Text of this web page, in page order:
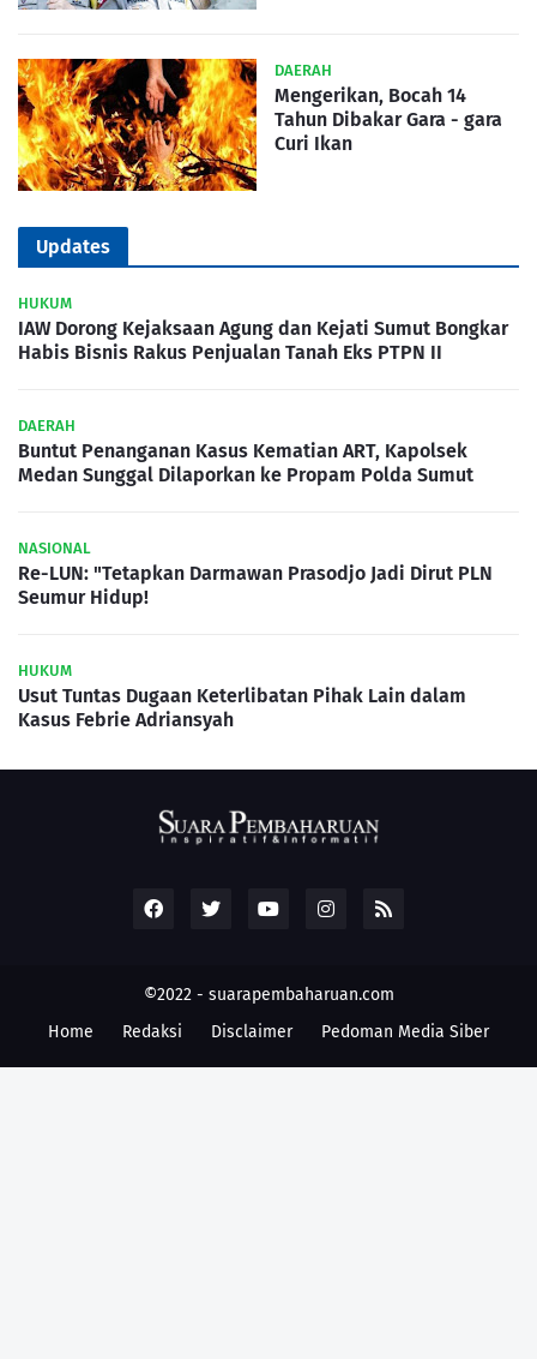
DAERAH
Mengerikan, Bocah 14
Tahun Dibakar Gara - gara
Curi Ikan
Updates
HUKUM
IAW Dorong Kejaksaan Agung dan Kejati Sumut Bongkar
Habis Bisnis Rakus Penjualan Tanah Eks PTPN II
DAERAH
Buntut Penanganan Kasus Kematian ART, Kapolsek
Medan Sunggal Dilaporkan ke Propam Polda Sumut
NASIONAL
Re-LUN: "Tetapkan Darmawan Prasodjo Jadi Dirut PLN
Seumur Hidup!
HUKUM
Usut Tuntas Dugaan Keterlibatan Pihak Lain dalam
Kasus Febrie Adriansyah
©2022 - suarapembaharuan.com
Home
Redaksi Disclaimer Pedoman Media Siber